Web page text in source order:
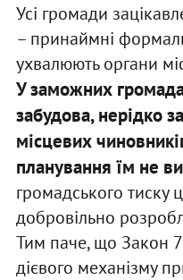
Усі громади
– принаймні
ухвалюють органи
У заможних
забудова, нерідко
місцевих
планування їм не
громадського тиску
добровільно
Тим паче, що Закон
дієвого механізму